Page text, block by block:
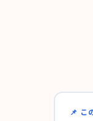
📌 こ